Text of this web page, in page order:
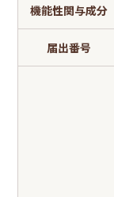
機能性関与成分
届出番号